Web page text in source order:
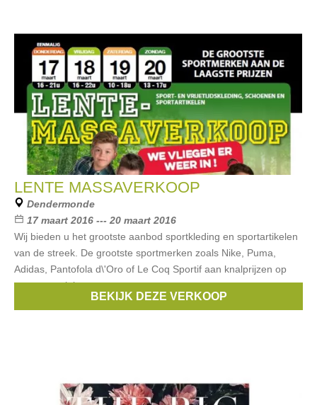
LENTE MASSAVERKOOP
Dendermonde
17 maart 2016 --- 20 maart 2016
Wij bieden u het grootste aanbod sportkleding en sportartikelen
van de streek. De grootste sportmerken zoals Nike, Puma,
Adidas, Pantofola d\'Oro of Le Coq Sportif aan knalprijzen op
een oppervlakte
,Puma,Vero Moda,Billabong
BEKIJK DEZE VERKOOP